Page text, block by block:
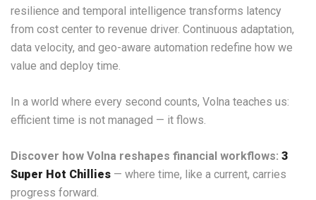
resilience and temporal intelligence transforms latency
from cost center to revenue driver. Continuous adaptation,
data velocity, and geo-aware automation redefine how we
value and deploy time.
In a world where every second counts, Volna teaches us:
efficient time is not managed — it flows.
Discover how Volna reshapes financial workflows: 3
Super Hot Chillies — where time, like a current, carries
progress forward.